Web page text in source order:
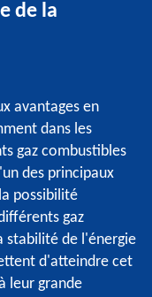
de la
avantages en
dans les
gaz combustibles
des principaux
possibilité
gaz
stabilité de l'énergie
d'atteindre cet
leur grande